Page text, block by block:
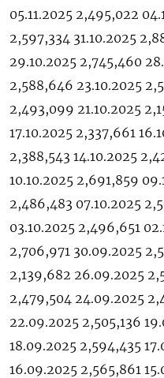
05.11.2025 2,495,022
2,597,334 31.10.2025
29.10.2025 2,745,460
2,588,646 23.10.2025
2,493,099 21.10.2025
17.10.2025 2,337,661
2,388,543 14.10.2025
10.10.2025 2,691,859
2,486,483 07.10.2025
03.10.2025 2,496,651
2,706,971 30.09.2025
2,139,682 26.09.2025
2,479,504 24.09.2025
22.09.2025 2,505,136
18.09.2025 2,594,435
16.09.2025 2,565,861